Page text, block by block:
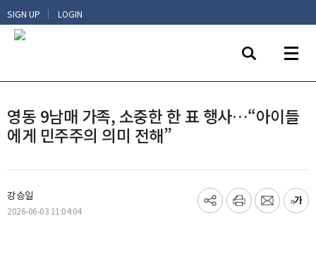
SIGN UP | LOGIN
영동 9남매 가족, 소중한 한 표 행사…“아이들
에게 민주주의 의미 전해”
강승일
2026-06-03 11:04:04
기
프
메
글